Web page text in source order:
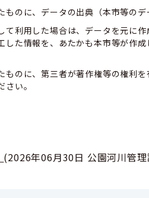
のに、データの出典（本市等の
て利用した場合は、データを元に
した情報を、あたかも本市等が作
ものに、第三者が著作権等の権利
い。
(2026年06月30日 公園河川管